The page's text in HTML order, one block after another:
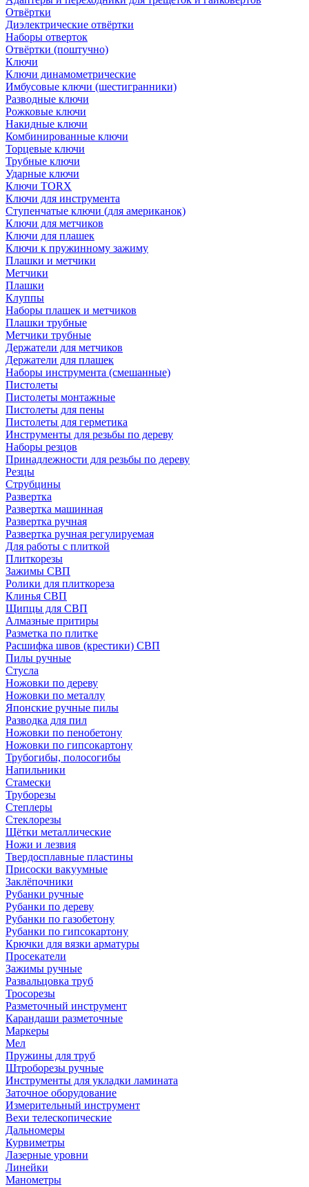
Отвёртки
Диэлектрические отвёртки
Наборы отверток
Отвёртки (поштучно)
Ключи
Ключи динамометрические
Имбусовые ключи (шестигранники)
Разводные ключи
Рожковые ключи
Накидные ключи
Комбинированные ключи
Торцевые ключи
Трубные ключи
Ударные ключи
Ключи TORX
Ключи для инструмента
Ступенчатые ключи (для американок)
Ключи для метчиков
Ключи для плашек
Ключи к пружинному зажиму
Плашки и метчики
Метчики
Плашки
Клуппы
Наборы плашек и метчиков
Плашки трубные
Метчики трубные
Держатели для метчиков
Держатели для плашек
Наборы инструмента (смешанные)
Пистолеты
Пистолеты монтажные
Пистолеты для пены
Пистолеты для герметика
Инструменты для резьбы по дереву
Наборы резцов
Принадлежности для резьбы по дереву
Резцы
Струбцины
Развертка
Развертка машинная
Развертка ручная
Развертка ручная регулируемая
Для работы с плиткой
Плиткорезы
Зажимы СВП
Ролики для плиткореза
Клинья СВП
Щипцы для СВП
Алмазные притиры
Разметка по плитке
Расшифка швов (крестики) СВП
Пилы ручные
Стусла
Ножовки по дереву
Ножовки по металлу
Японские ручные пилы
Разводка для пил
Ножовки по пенобетону
Ножовки по гипсокартону
Трубогибы, полосогибы
Напильники
Стамески
Труборезы
Степлеры
Стеклорезы
Щётки металлические
Ножи и лезвия
Твердосплавные пластины
Присоски вакуумные
Заклёпочники
Рубанки ручные
Рубанки по дереву
Рубанки по газобетону
Рубанки по гипсокартону
Крючки для вязки арматуры
Просекатели
Зажимы ручные
Развальцовка труб
Тросорезы
Разметочный инструмент
Карандаши разметочные
Маркеры
Мел
Пружины для труб
Штроборезы ручные
Инструменты для укладки ламината
Заточное оборудование
Измерительный инструмент
Вехи телескопические
Дальномеры
Курвиметры
Лазерные уровни
Линейки
Манометры